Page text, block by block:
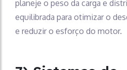
planeje o peso da carga e
equilibrada para otimizar o
e reduzir o esforço do motor.